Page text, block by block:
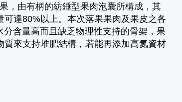
由有柄的紡錘型果肉泡囊所構成，其
達80%以上。本次落果果肉及果皮之各
含量高而且缺乏物理性支持的骨架，果
來支持堆肥結構，若能再添加高氮資材